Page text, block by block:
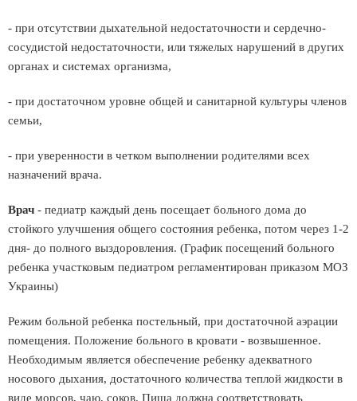
- при отсутствии дыхательной недостаточности и сердечно-
сосудистой недостаточности, или тяжелых нарушений в других
органах и системах организма,
- при достаточном уровне общей и санитарной культуры членов
семьи,
- при уверенности в четком выполнении родителями всех
назначений врача.
Врач - педиатр каждый день посещает больного дома до
стойкого улучшения общего состояния ребенка, потом через 1-2
дня- до полного выздоровления. (График посещений больного
ребенка участковым педиатром регламентирован приказом МОЗ
Украины)
Режим больной ребенка постельный, при достаточной аэрации
помещения. Положение больного в кровати - возвышенное.
Необходимым является обеспечение ребенку адекватного
носового дыхания, достаточного количества теплой жидкости в
виде морсов, чаю, соков. Пища должна соответствовать